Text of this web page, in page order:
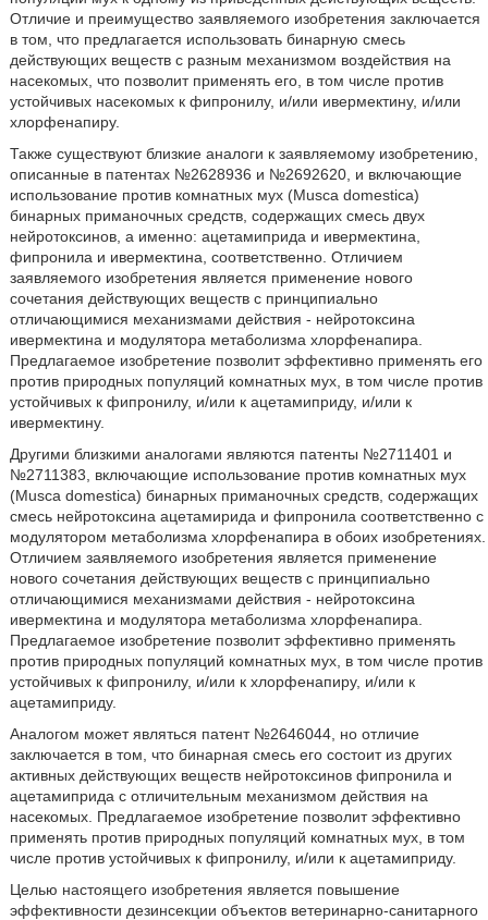
Отличие и преимущество заявляемого изобретения заключается
в том, что предлагается использовать бинарную смесь
действующих веществ с разным механизмом воздействия на
насекомых, что позволит применять его, в том числе против
устойчивых насекомых к фипронилу, и/или ивермектину, и/или
хлорфенапиру.
Также существуют близкие аналоги к заявляемому изобретению,
описанные в патентах №2628936 и №2692620, и включающие
использование против комнатных мух (Musca domestica)
бинарных приманочных средств, содержащих смесь двух
нейротоксинов, а именно: ацетамиприда и ивермектина,
фипронила и ивермектина, соответственно. Отличием
заявляемого изобретения является применение нового
сочетания действующих веществ с принципиально
отличающимися механизмами действия - нейротоксина
ивермектина и модулятора метаболизма хлорфенапира.
Предлагаемое изобретение позволит эффективно применять его
против природных популяций комнатных мух, в том числе против
устойчивых к фипронилу, и/или к ацетамиприду, и/или к
ивермектину.
Другими близкими аналогами являются патенты №2711401 и
№2711383, включающие использование против комнатных мух
(Musca domestica) бинарных приманочных средств, содержащих
смесь нейротоксина ацетамирида и фипронила соответственно с
модулятором метаболизма хлорфенапира в обоих изобретениях.
Отличием заявляемого изобретения является применение
нового сочетания действующих веществ с принципиально
отличающимися механизмами действия - нейротоксина
ивермектина и модулятора метаболизма хлорфенапира.
Предлагаемое изобретение позволит эффективно применять
против природных популяций комнатных мух, в том числе против
устойчивых к фипронилу, и/или к хлорфенапиру, и/или к
ацетамиприду.
Аналогом может являться патент №2646044, но отличие
заключается в том, что бинарная смесь его состоит из других
активных действующих веществ нейротоксинов фипронила и
ацетамиприда с отличительным механизмом действия на
насекомых. Предлагаемое изобретение позволит эффективно
применять против природных популяций комнатных мух, в том
числе против устойчивых к фипронилу, и/или к ацетамиприду.
Целью настоящего изобретения является повышение
эффективности дезинсекции объектов ветеринарно-санитарного